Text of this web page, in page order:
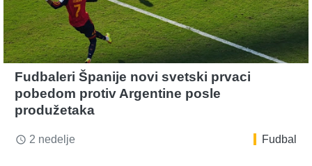
Fudbaleri Španije novi svetski prvaci
pobedom protiv Argentine posle
produžetaka
access_time 2 nedelje Fudbal